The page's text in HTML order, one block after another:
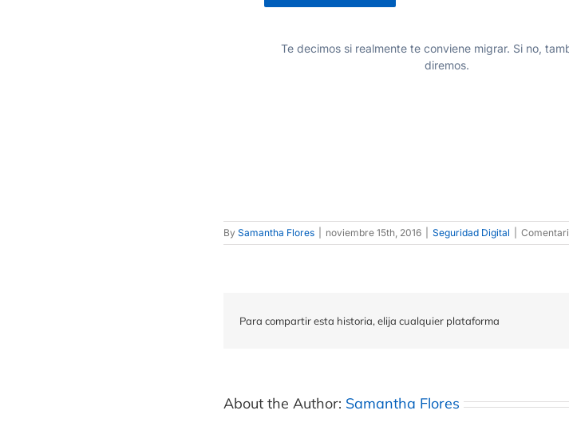
Te decimos si realmente te conviene migrar. Si no,
diremos.
By Samantha Flores noviembre 15th, 2016 Seguridad Digital
Para compartir esta historia, elija cualquier plataforma
About the Author: Samantha Flores